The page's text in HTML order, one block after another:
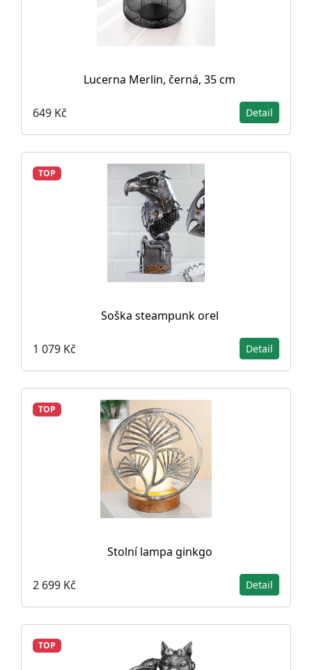
Lucerna Merlin, černá, 35 cm
649 Kč Detail
TOP
Soška steampunk orel
1 079 Kč Detail
TOP
Stolní lampa ginkgo
2 699 Kč Detail
TOP